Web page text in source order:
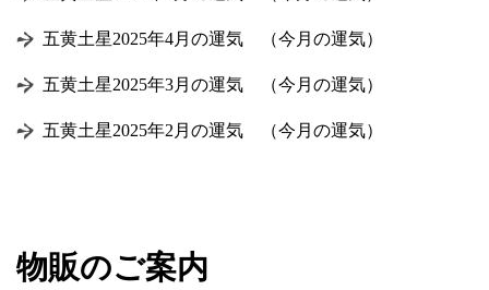
五黄土星2025年4月の運気 （今月の運気）
五黄土星2025年3月の運気 （今月の運気）
五黄土星2025年2月の運気 （今月の運気）
物販のご案内